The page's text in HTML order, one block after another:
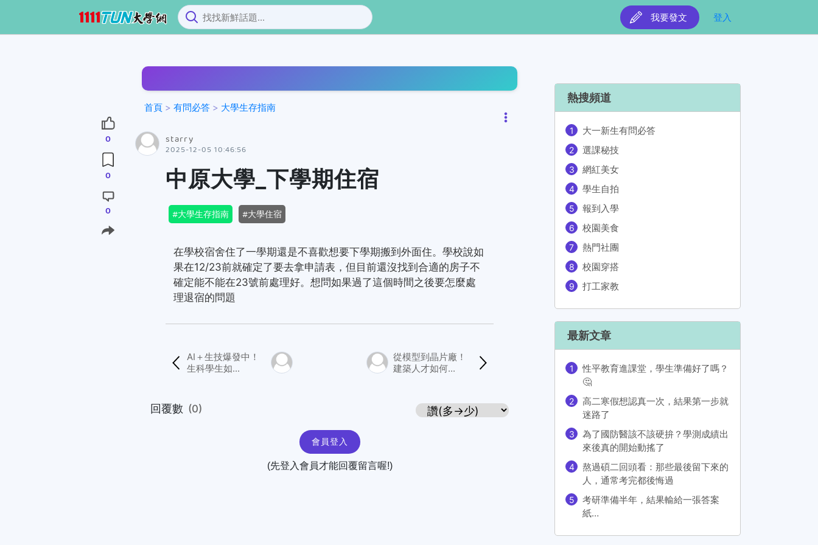
我要發文 登入
0
0
0
首頁 > 有問必答 > 大學生存指南
starry
2025-12-05 10:46:56
中原大學_下學期住宿
大學生存指南 大學住宿
在學校宿舍住了一學期還是不喜歡想要下學期搬到外面住。學校說如
果在12/23前就確定了要去拿申請表，但目前還沒找到合適的房子不
確定能不能在23號前處理好。想問如果過了這個時間之後要怎麼處
理退宿的問題
AI＋生技爆發中！
生科學生如...
從模型到晶片廠！
建築人才如何...
回覆數 (0)
會員登入
(先登入會員才能回覆留言喔!)
熱搜頻道
大一新生有問必答
選課秘技
網紅美女
學生自拍
報到入學
校園美食
熱門社團
校園穿搭
打工家教
最新文章
性平教育進課堂，學生準備好了嗎？
🤔
高二寒假想認真一次，結果第一步就
迷路了
為了國防醫該不該硬拚？學測成績出
來後真的開始動搖了
熬過碩二回頭看：那些最後留下來的
人，通常考完都後悔過
考研準備半年，結果輸給一張答案
紙…